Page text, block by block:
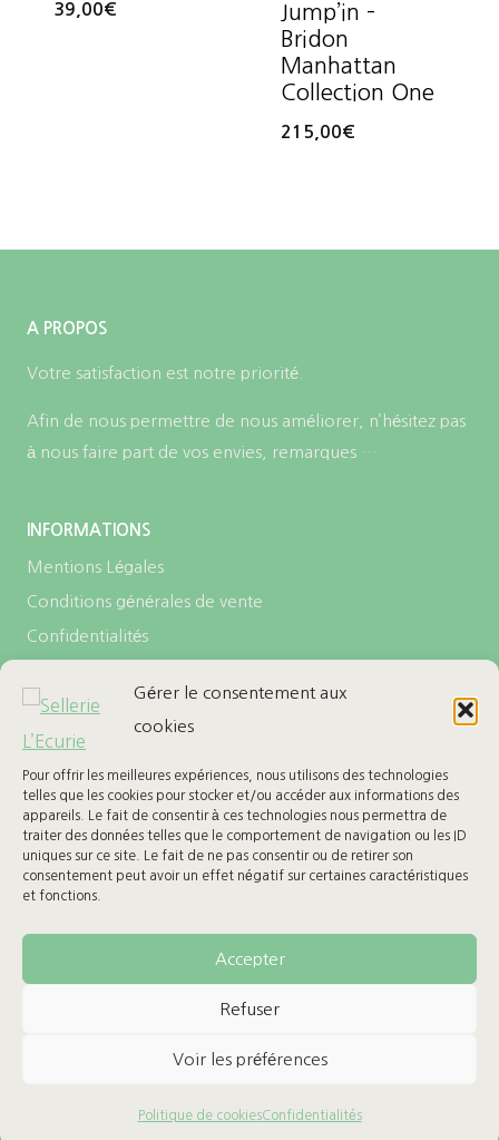
Gérer le consentement aux
cookies
Pour offrir les meilleures expériences, nous utilisons des technologies
telles que les cookies pour stocker et/ou accéder aux informations des
appareils. Le fait de consentir à ces technologies nous permettra de
traiter des données telles que le comportement de navigation ou les ID
uniques sur ce site. Le fait de ne pas consentir ou de retirer son
consentement peut avoir un effet négatif sur certaines caractéristiques
et fonctions.
Accepter
Refuser
Voir les préférences
Politique de cookiesConfidentialités
39,00€
Jump’in –
Bridon
Manhattan
Collection One
215,00€
A PROPOS
Votre satisfaction est notre priorité.
Afin de nous permettre de nous améliorer, n’hésitez pas
à nous faire part de vos envies, remarques …
INFORMATIONS
Mentions Légales
Conditions générales de vente
Confidentialités
LES + DE L’ECURIE
Carte cadeau
Ma Wishlist
BESOIN D’AIDE